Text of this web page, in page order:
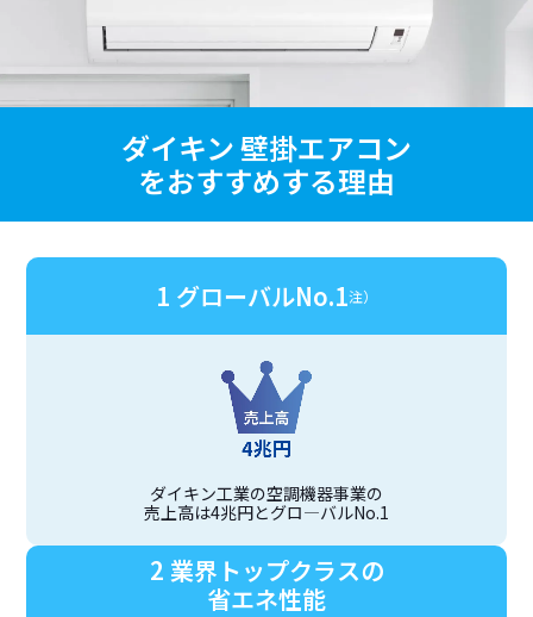
ダイキン 壁掛エアコン
をおすすめする理由​
1 グローバルNo.1注）
ダイキン工業の空調機器事業の
売上高は4兆円とグロ—バルNo.1
2 業界トップクラスの
省エネ性能